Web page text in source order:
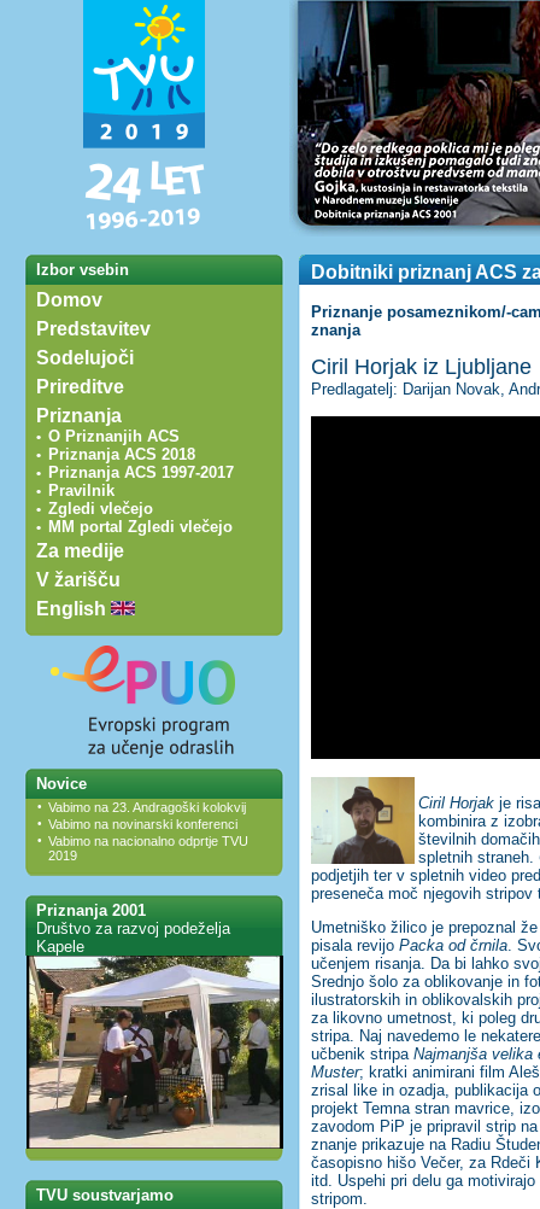
Izbor vsebin
Domov
Predstavitev
Sodelujoči
Prireditve
Priznanja
• O Priznanjih ACS
• Priznanja ACS 2018
• Priznanja ACS 1997-2017
• Pravilnik
• Zgledi vlečejo
• MM portal Zgledi vlečejo
Za medije
V žarišču
English
Novice
• Vabimo na 23. Andragoški kolokvij
• Vabimo na novinarski konferenci
• Vabimo na nacionalno odprtje TVU
2019
Priznanja 2001
Društvo za razvoj podeželja
Kapele
TVU soustvarjamo
Dobitniki priznanj ACS
Priznanje posameznikom/-
znanja
Ciril Horjak iz Ljubljane
Predlagatelj: Darijan Novak,
Ciril Horjak je
kombinira z
številnih
spletnih straneh.
podjetjih ter v spletnih video
preseneča moč njegovih
Umetniško žilico je prepoznal
pisala revijo Packa od črnila .
učenjem risanja. Da bi lahko
Srednjo šolo za oblikovanje in
ilustratorskih in oblikovalskih
za likovno umetnost, ki poleg
stripa. Naj navedemo le
učbenik stripa Najmanjša velika
Muster; kratki animirani film
zrisal like in ozadja, publikacija
projekt Temna stran mavrice,
zavodom PiP je pripravil strip
znanje prikazuje na Radiu
časopisno hišo Večer, za
itd. Uspehi pri delu ga
stripom.